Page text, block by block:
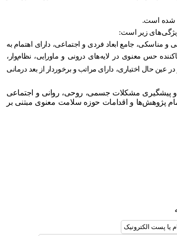
شده است.
ویژگی‌های زیر است:
و مناسکی، جامع ابعاد فردی و اجتماعی، دارای اهتمام به
حس معنوی در لایه‌های درونی و ماورایی، نظاموار،
حال اختیاری، دارای مراتب و برخوردار از بعد درمانی
و پیشگیری مشکلات جسمی، روحی، روانی و اجتماعی
پژوهش‌ها و اقدامات حوزه سلامت معنوی مبتنی بر